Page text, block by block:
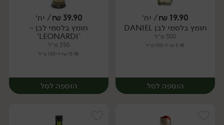
יח׳ יח׳
19.90
₪/ יח׳
חומץ בלסמי לבן DANIEL
500 מ״ל
3.98 ₪ ל-100 מ״ל
הוספה לסל
39.90
₪/ יח׳
חומץ בלסמי לבן -
'LEONARDI'
250 מ״ל
15.96 ₪ ל-100 מ״ל
הוספה לסל